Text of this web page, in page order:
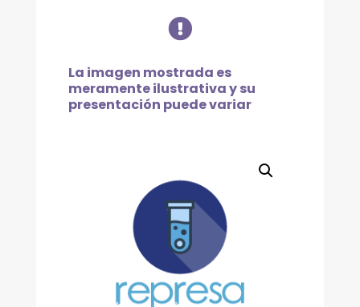

La imagen mostrada es
meramente ilustrativa y su
presentación puede variar